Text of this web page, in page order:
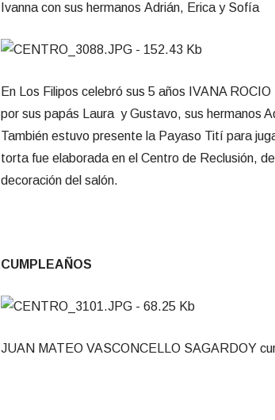
Ivanna con sus hermanos Adrián, Erica y Sofía
En Los Filipos celebró sus 5 años IVANA
por sus papás Laura y Gustavo, sus hermanos
También estuvo presente la Payaso Tití para
torta fue elaborada en el Centro de Reclusión,
decoración del salón.
CUMPLEAÑOS
JUAN MATEO VASCONCELLO SAGARDOY